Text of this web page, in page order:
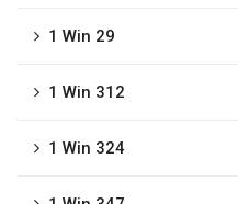
1 Win 29
1 Win 312
1 Win 324